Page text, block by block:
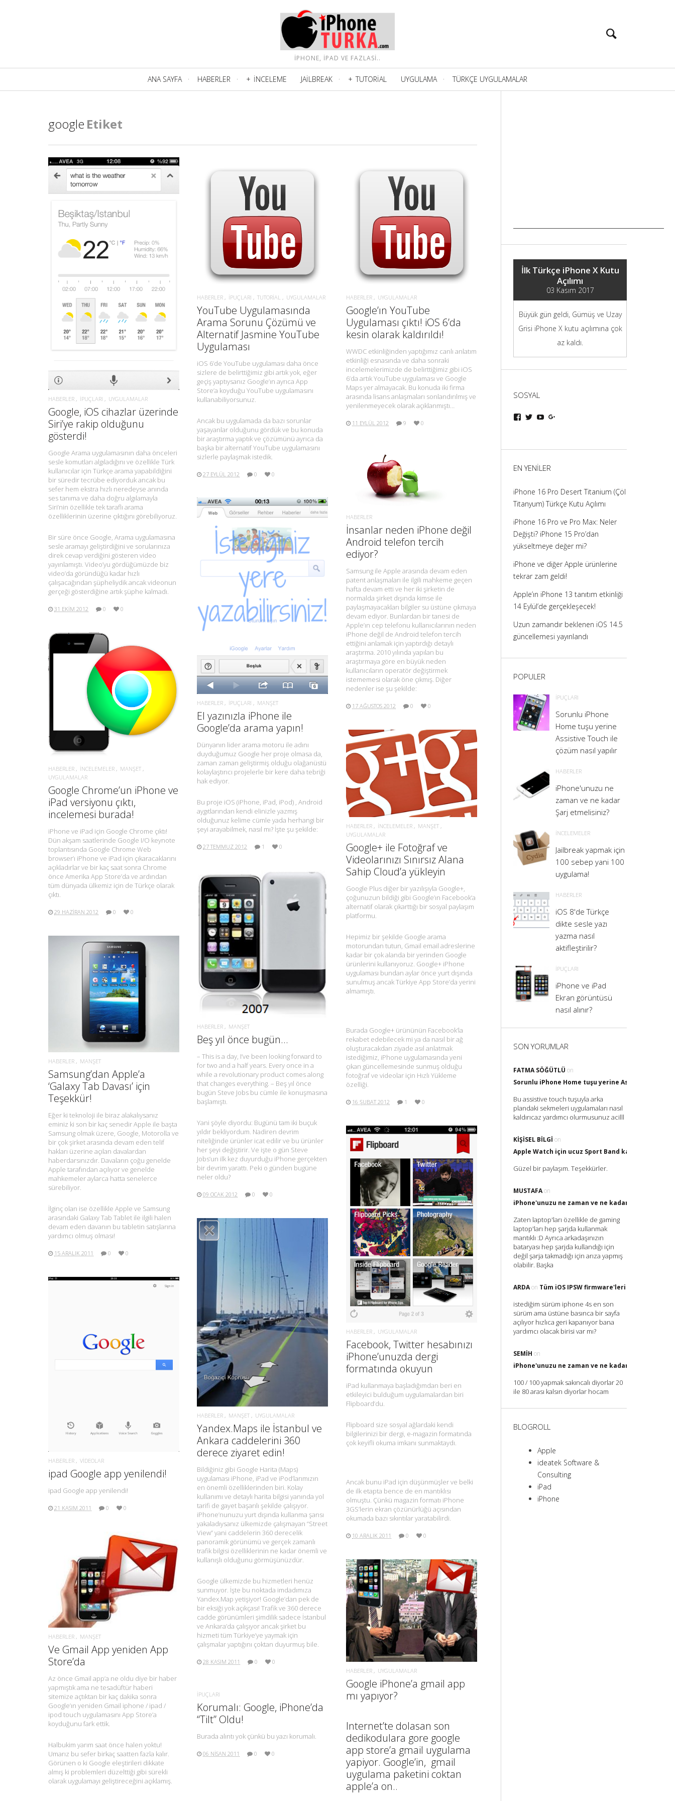
IPHONE, IPAD VE FAZLASI..
Navigasyon
ANA SAYFA HABERLER İNCELEME JAILBREAK TUTORIAL UYGULAMA TÜRKÇE UYGULAMALAR
google Etiket
DAHA FAZLA BILGI.
HABERLER İPUÇLARI UYGULAMALAR
Google, iOS cihazlar üzerinde
Siri’ye rakip olduğunu
gösterdi!
Google Arama uygulamasının daha önceleri
sesle komutları algıladığını ve özellikle Türk
kullanıcılar için Türkçe arama yapabildiğini
bir süredir tecrübe ediyorduk ancak bu
sefer hem ekstra hızlı neredeyse anında
ses tanıma ve daha doğru algılamayla
Siri’nin özellikle tek taraflı arama
özelliklerinin üzerine çıktığını görebiliyoruz.
Bir süre önce Google, Arama uygulamasına
sesle aramayı geliştirdiğini ve sorularınıza
direk cevap verdiğini gösteren video
yayınlamıştı. Video’yu gördüğümüzde biz
video’da göründüğü kadar hızlı
çalışacağından şüpheliydik ancak videonun
gerçeği gösterdiğine artık şüphe kalmadı.
31 EKIM 2012 0 0
DAHA FAZLA BILGI.
HABERLER İPUÇLARI TUTORIAL UYGULAMALAR
YouTube Uygulamasında
Arama Sorunu Çözümü ve
Alternatif Jasmine YouTube
Uygulaması
iOS 6’de YouTube uygulaması daha önce
sizlere de belirttiğimiz gibi artık yok, eğer
geçiş yaptıysanız Google’ın ayrıca App
Store’a koyduğu YouTube uygulamasını
kullanabiliyorsunuz.
Ancak bu uygulamada da bazı sorunlar
yaşayanlar olduğunu gördük ve bu konuda
bir araştırma yaptık ve çözümünü ayrıca da
başka bir alternatif YouTube uygulamasını
sizlerle paylaşmak istedik.
27 EYLÜL 2012 0 0
DAHA FAZLA BILGI.
HABERLER UYGULAMALAR
Google’ın YouTube
Uygulaması çıktı! iOS 6’da
kesin olarak kaldırıldı!
WWDC etkinliğinden yaptığımız canlı anlatım
etkinliği esnasında ve daha sonraki
incelemelerimizde de belirttiğimiz gibi iOS
6’da artık YouTube uygulaması ve Google
Maps yer almayacak. Bu konuda iki firma
arasında lisans anlaşmaları sonlandırılmış ve
yenilenmeyecek olarak açıklanmıştı…
11 EYLÜL 2012 9 0
DAHA FAZLA BILGI.
HABERLER
İnsanlar neden iPhone değil
Android telefon tercih
ediyor?
Samsung ile Apple arasında devam eden
patent anlaşmaları ile ilgili mahkeme geçen
hafta devam etti ve her iki şirketin de
normalda şirket dışında kimse ile
paylaşmayacakları bilgiler su üstüne çıkmaya
devam ediyor. Bunlardan bir tanesi de
Apple’ın cep telefonu kullanıcılarının neden
iPhone değil de Android telefon tercih
ettiğini anlamak için yaptırdığı detaylı
araştırma. 2010 yılında yapılan bu
araştırmaya göre en büyük neden
kullanıcıların operatör değiştirmek
istememesi olarak öne çıkmış. Diğer
nedenler ise şu şekilde:
17 AĞUSTOS 2012 0 0
DAHA FAZLA BILGI.
HABERLER İPUÇLARI MANŞET
El yazınızla iPhone ile
Google’da arama yapın!
Dünyanın lider arama motoru ile adını
duyduğumuz Google her proje olmasa da,
zaman zaman geliştirmiş olduğu olağanüstü
kolaylaştırıcı projelerle bir kere daha tebriği
hak ediyor.
Bu proje iOS (iPhone, iPad, iPod) , Android
aygıtlarından kendi elinizle yazmış
olduğunuz kelime cümle yada herhangi bir
şeyi arayabilmek, nasıl mı? İşte şu şekilde:
27 TEMMUZ 2012 1 0
DAHA FAZLA BILGI.
HABERLER İNCELEMELER
MANŞET
UYGULAMALAR
Google Chrome’un iPhone ve
iPad versiyonu çıktı,
incelemesi burada!
iPhone ve iPad için Google Chrome çıktı!
Dün akşam saatlerinde Google I/O keynote
toplantısında Google Chrome Web
browser’ı iPhone ve iPad için çıkaracaklarını
açıkladırlar ve bir kaç saat sonra Chrome
önce Amerika App Store’da ve ardından
tüm dünyada ülkemiz için de Türkçe olarak
çıktı.
29 HAZIRAN 2012 0 0
DAHA FAZLA BILGI.
HABERLER İNCELEMELER
MANŞET
UYGULAMALAR
Google+ ile Fotoğraf ve
Videolarınızı Sınırsız Alana
Sahip Cloud’a yükleyin
Google Plus diğer bir yazılışıyla Google+,
çoğunuzun bildiği gibi Google’ın Facebook’a
alternatif olarak çıkarttığı bir sosyal paylaşım
platformu.
Hepimiz bir şekilde Google arama
motorundan tutun, Gmail email adreslerine
kadar bir çok alanda bir yerinden Google
ürünlerini kullanıyoruz. Google+ iPhone
uygulaması bundan aylar önce yurt dışında
sunulmuş ancak Türkiye App Store’da yerini
almamıştı.
Burada Google+ ürününün Facebook’la
rekabet edebilecek mi ya da nasıl bir ağ
oluşturacakdan ziyade asıl anlatmak
istediğimiz, iPhone uygulamasında yeni
çıkan güncellemesinde sunmuş olduğu
fotoğraf ve videolar için Hızlı Yükleme
özelliği.
16 ŞUBAT 2012 1 0
DAHA FAZLA BILGI.
HABERLER MANŞET
Beş yıl önce bugün…
– This is a day, I’ve been looking forward to
for two and a half years. Every once in a
while a revolutionary product comes along
that changes everything. – Beş yıl önce
bugün Steve Jobs bu cümle ile konuşmasına
başlamıştı.
Yani şöyle diyordu: Bugünü tam iki buçuk
yıldır bekliyordum. Nadiren devrim
niteliğinde ürünler icat edilir ve bu ürünler
her şeyi değiştirir. Ve işte o gün Steve
Jobs’un ilk kez duyurduğu iPhone gerçekten
bir devrim yarattı. Peki o günden bugüne
neler oldu?
09 OCAK 2012 0 0
DAHA FAZLA BILGI.
HABERLER MANŞET
Samsung’dan Apple’a
‘Galaxy Tab Davası’ için
Teşekkür!
Eğer ki teknoloji ile biraz alakalıysanız
eminiz ki son bir kaç senedir Apple ile başta
Samsung olmak üzere, Google, Motorolla ve
bir çok şirket arasında devam eden telif
hakları üzerine açılan davalardan
haberdarsınızdır. Davaların çoğu genelde
Apple tarafından açılıyor ve genelde
mahkemeler aylarca hatta senelerce
sürebiliyor.
İlginç olan ise özellikle Apple ve Samsung
arasındaki Galaxy Tab Tablet ile ilgili halen
devam eden davanın bu tabletin satışlarına
yardımcı olmuş olması!
15 ARALIK 2011 0 0
DAHA FAZLA BILGI.
HABERLER UYGULAMALAR
Facebook, Twitter hesabınızı
iPhone’unuzda dergi
formatında okuyun
iPad kullanmaya başladığımdan beri en
etkileyici bulduğum uygulamalardan biri
Flipboard’du.
Flipboard size sosyal ağlardaki kendi
bilgilerinizi bir dergi, e-magazin formatında
çok keyifli okuma imkanı sunmaktaydı.
Ancak bunu iPad için düşünmüşler ve belki
de ilk etapta bence de en mantıklısı
olmuştu. Çünkü magazin formatı iPhone
3GS’lerin ekran çözünürlüğü açısından
okumada bazı sıkıntılar yaratabilirdi.
10 ARALIK 2011 0 0
DAHA FAZLA BILGI.
HABERLER MANŞET UYGULAMALAR
Yandex.Maps ile İstanbul ve
Ankara caddelerini 360
derece ziyaret edin!
Bildiğiniz gibi Google Harita (Maps)
uygulaması iPhone, iPad ve iPod’larımızın
en önemli özelliklerinden biri. Kolay
kullanımı ve detaylı harita bilgisi yanında yol
tarifi de gayet başarılı şekilde çalışıyor.
iPhone’nunuzu yurt dışında kullanma şansı
yakaladıysanız ülkemizde çalışmayan “Street
View” yani caddelerin 360 derecelik
panoramik görünümü ve gerçek zamanlı
trafik bilgisi özelliklerinin ne kadar önemli ve
kullanışlı olduğunu görmüşünüzdür.
Google ülkemizde bu hizmetleri henüz
sunmuyor. İşte bu noktada imdadımıza
Yandex.Map yetişiyor! Google’dan pek de
bir eksiği yok açıkçası! Trafik ve 360 derece
cadde görünümleri şimdilik sadece İstanbul
ve Ankara’da çalışıyor ancak şirket bu
hizmeti tüm Türkiye’ye yaymak için
çalışmalar yaptığını çoktan duyurmuş bile.
28 KASIM 2011 0 0
HABERLER VIDEOLAR
ipad Google app yenilendi!
ipad Google app yenilendi!
21 KASIM 2011 0 0
DAHA FAZLA BILGI.
HABERLER MANŞET
Ve Gmail App yeniden App
Store’da
Az önce Gmail app’a ne oldu diye bir haber
yapmıştık ama ne tesadüftür haberi
sitemize açtıktan bir kaç dakika sonra
Google’ın yeniden Gmail iphone / ipad /
ipod touch uygulamasını App Store’a
koyduğunu fark ettik.
Halbukim yarım saat önce halen yoktu!
Umarız bu sefer birkaç saatten fazla kalır.
Görünen o ki Google eleştirileri dikkate
almış ki problemleri düzelttiği gibi sürekli
olarak uygulamayı geliştireceğini açıklamış.
DAHA FAZLA BILGI.
HABERLER UYGULAMALAR
Google iPhone’a gmail app
mı yapıyor?
Internet’te dolasan son
dedikodulara gore google
app store’a gmail uygulama
yapiyor. Google’in, gmail
uygulama paketini coktan
apple’a on..
İPUÇLARI
Korumalı: Google, iPhone’da
“Tilt” Oldu!
Burada alıntı yok çünkü bu yazı korumalı.
06 NISAN 2011 0 0
İlk Türkçe iPhone X Kutu
Açılımı
03 Kasım 2017
Büyük gün geldi, Gümüş ve Uzay
Grisi iPhone X kutu açılımına çok
az kaldı.
SOSYAL
iphoneturka
profilini
iphoneturka
profilini
iphoneturka
profiliniprofilini
EN YENILER
iPhone 16 Pro Desert Titanium (Çöl
Titanyum) Türkçe Kutu Açılımı
iPhone 16 Pro ve Pro Max: Neler
Değişti? iPhone 15 Pro’dan
yükseltmeye değer mi?
iPhone ve diğer Apple ürünlerine
tekrar zam geldi!
Apple’ın iPhone 13 tanıtım etkinliği
14 Eylül’de gerçekleşecek!
Uzun zamandır beklenen iOS 14.5
güncellemesi yayınlandı
POPULER
İPUÇLARI
Sorunlu iPhone
Home tuşu yerine
Assistive Touch ile
çözüm nasıl yapılır
HABERLER
iPhone'unuzu ne
zaman ve ne kadar
Şarj etmelisiniz?
İNCELEMELER
Jailbreak yapmak için
100 sebep yani 100
uygulama!
HABERLER
iOS 8'de Türkçe
dikte sesle yazı
yazma nasıl
aktifleştirilir?
İPUÇLARI
iPhone ve iPad
Ekran görüntüsü
nasıl alınır?
SON YORUMLAR
FATMA SÖĞÜTLÜ on
Sorunlu iPhone Home tuşu yerine Assistive Touch
Bu assistive touch tuşuyla arka
plandaki sekmeleri uygulamaları nasıl
kaldırıcaz yardımcı olurmusunuz acilll
KIŞISEL BILGI on
Apple Watch için ucuz Sport Band kayış nereden
Güzel bir paylaşım. Teşekkürler.
MUSTAFAon
iPhone'unuzu ne zaman ve ne kadar Şarj
Zaten laptop'ları özellikle de gaming
laptop'ları hep şarjda kullanmak
mantıklı :D Ayrıca arkadaşınızın
bataryası hep şarjda kullandığı için
değil şarja takmadığı için arıza yapmış
olabilir. Başka
ARDAon Tüm iOS IPSW firmware'leri
istediğim sürüm iphone 4s en son
sürüm ama üstüne basınca bir sayfa
açılıyor hızlıca geri kapanıyor bana
yardımcı olacak birisi var mı?
SEMIH on
iPhone'unuzu ne zaman ve ne kadar Şarj
100 / 100 yapmak sakıncalı diyorlar 20
ile 80 arası kalsın diyorlar hocam
BLOGROLL
Apple
ideatek Software &
Consulting
iPad
iPhone